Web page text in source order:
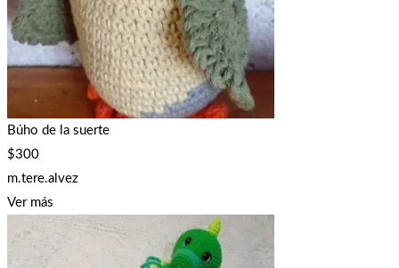
Búho de la suerte
$300
m.tere.alvez
Ver más